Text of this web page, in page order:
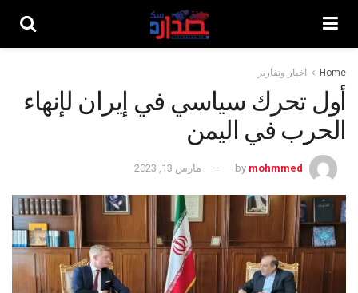
Home اخبار وتقارير
أول تحرك سياسي في إيران لإنهاء
الحرب في اليمن
by mohmmed مارس 13, 2023